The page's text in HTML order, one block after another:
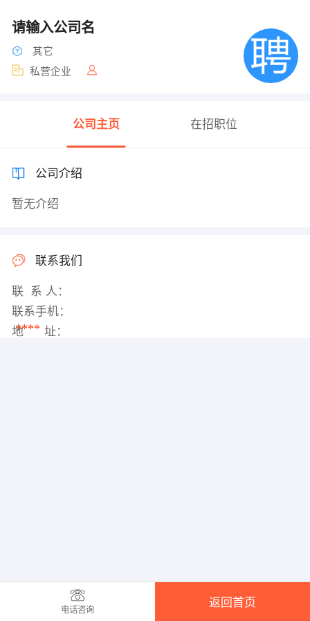
请输入公司名
其它
私营企业
公司主页 在招职位
公司介绍
暂无介绍
联系我们
联 系 人：
联系手机：
****
地 址：
电话咨询
返回首页